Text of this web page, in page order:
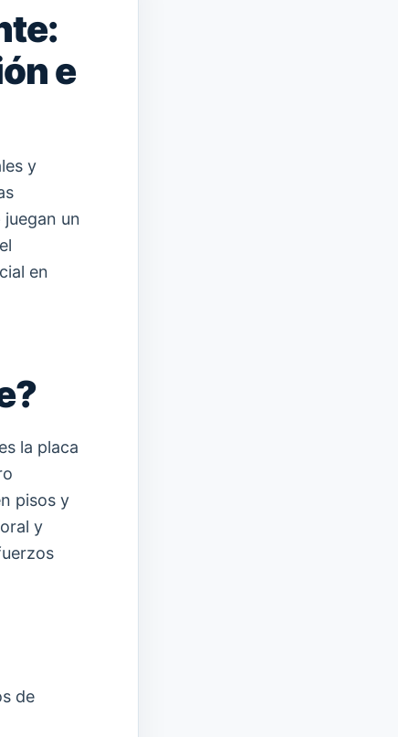
e
y
juegan un
en
la placa
pisos y
y
de